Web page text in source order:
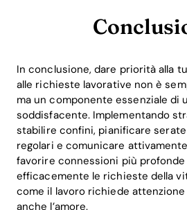
In conclusione, dare priorità alla
alle richieste lavorative non è
ma un componente essenziale di
soddisfacente. Implementando
stabilire confini, pianificare
regolari e comunicare
favorire connessioni più profonde
efficacemente le richieste della
come il lavoro richiede
anche l’amore.